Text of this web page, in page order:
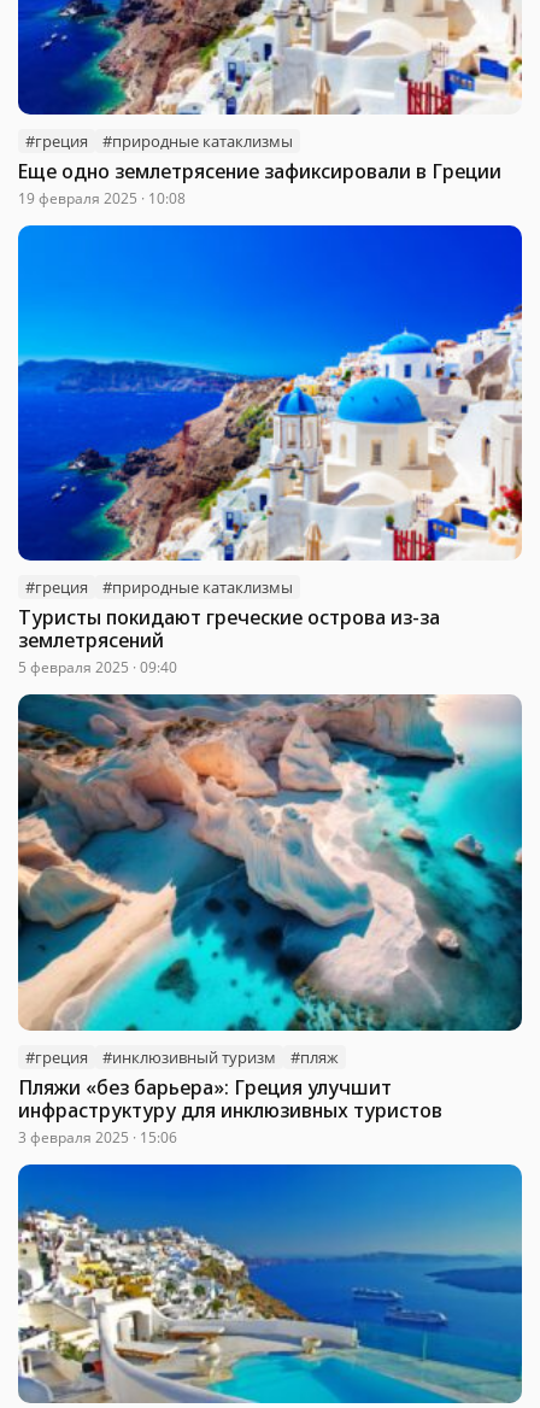
#греция #природные катаклизмы
Еще одно землетрясение зафиксировали в Греции
19 февраля 2025 · 10:08
#греция #природные катаклизмы
Туристы покидают греческие острова из-за
землетрясений
5 февраля 2025 · 09:40
#греция #инклюзивный туризм #пляж
Пляжи «без барьера»: Греция улучшит
инфраструктуру для инклюзивных туристов
3 февраля 2025 · 15:06